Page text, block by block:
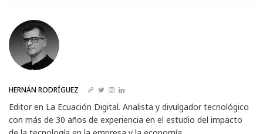
HERNÁN RODRÍGUEZ
Editor en La Ecuación Digital. Analista y divulgador tecnológico
con más de 30 años de experiencia en el estudio del impacto